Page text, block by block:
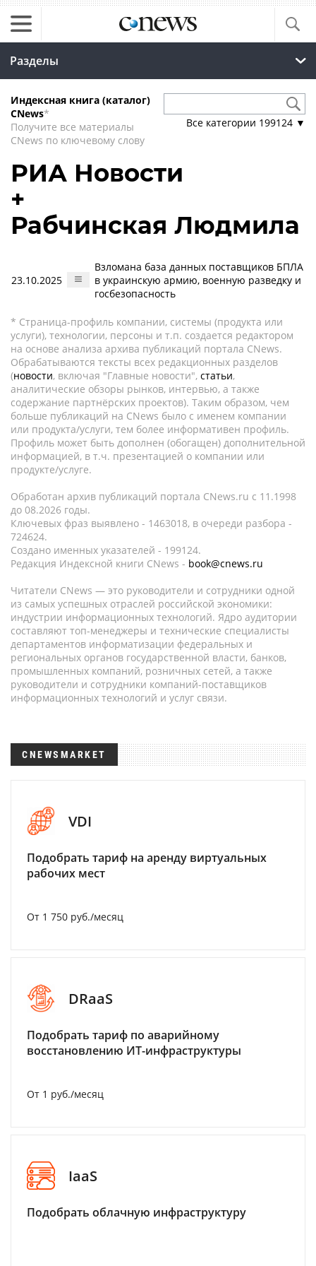
Разделы
Индексная книга (каталог)
CNews*
Получите все материалы
CNews по ключевому слову
Все категории 199124 ▼
РИА Новости
+
Рабчинская Людмила
23.10.2025
Взломана база данных поставщиков БПЛА
в украинскую армию, военную разведку и
госбезопасность
* Страница-профиль компании, системы (продукта или
услуги), технологии, персоны и т.п. создается редактором
на основе анализа архива публикаций портала CNews.
Обрабатываются тексты всех редакционных разделов
(новости, включая "Главные новости", статьи,
аналитические обзоры рынков, интервью, а также
содержание партнёрских проектов). Таким образом, чем
больше публикаций на CNews было с именем компании
или продукта/услуги, тем более информативен профиль.
Профиль может быть дополнен (обогащен) дополнительной
информацией, в т.ч. презентацией о компании или
продукте/услуге.
Обработан архив публикаций портала CNews.ru c 11.1998
до 08.2026 годы.
Ключевых фраз выявлено - 1463018, в очереди разбора -
724624.
Создано именных указателей - 199124.
Редакция Индексной книги CNews - book@cnews.ru
Читатели CNews — это руководители и сотрудники одной
из самых успешных отраслей российской экономики:
индустрии информационных технологий. Ядро аудитории
составляют топ-менеджеры и технические специалисты
департаментов информатизации федеральных и
региональных органов государственной власти, банков,
промышленных компаний, розничных сетей, а также
руководители и сотрудники компаний-поставщиков
информационных технологий и услуг связи.
CNEWSMARKET
VDI
Подобрать тариф на аренду виртуальных
рабочих мест
От 1 750 руб./месяц
DRaaS
Подобрать тариф по аварийному
восстановлению ИТ-инфраструктуры
От 1 руб./месяц
IaaS
Подобрать облачную инфраструктуру